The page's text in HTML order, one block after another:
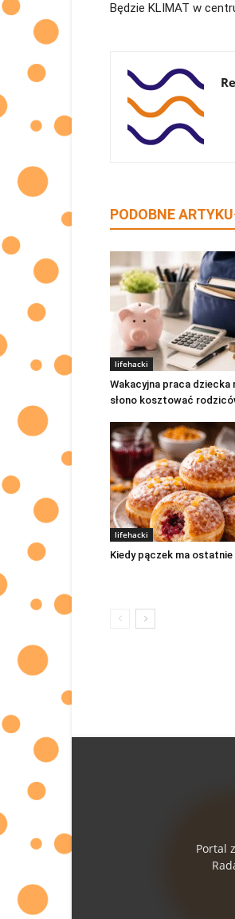
Będzie KLIMAT w
PODOBNE
lifehacki
Wakacyjna praca dziecka
słono kosztować
lifehacki
Kiedy pączek ma ostatnie
Portal